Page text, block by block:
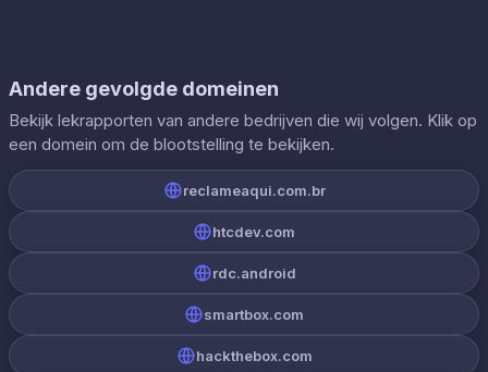
Andere gevolgde domeinen
Bekijk lekrapporten van andere bedrijven die wij volgen. Klik op
een domein om de blootstelling te bekijken.
reclameaqui.com.br
htcdev.com
rdc.android
smartbox.com
hackthebox.com